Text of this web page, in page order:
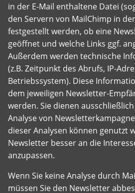
in der E-Mail enthaltene Datei
den Servern von MailChimp in
festgestellt werden, ob eine
geöffnet und welche Links ggf.
Außerdem werden technische
(z.B. Zeitpunkt des Abrufs, IP-
Betriebssystem). Diese
dem jeweiligen Newsletter-
werden. Sie dienen
Analyse von
dieser Analysen können genutzt
Newsletter besser an die
anzupassen.
Wenn Sie keine Analyse durch
müssen Sie den Newsletter